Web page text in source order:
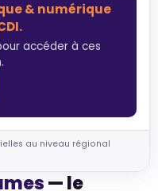
& numérique
accéder à ces
au niveau régional
— le